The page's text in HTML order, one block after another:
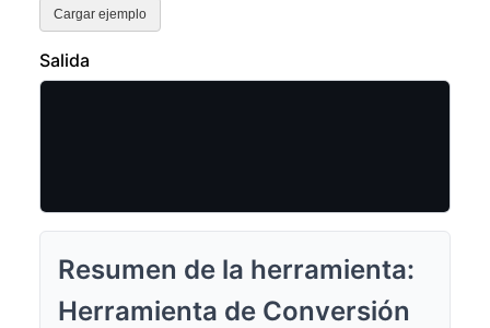
Cargar ejemplo
Salida
Resumen de la herramienta:
Herramienta de Conversión